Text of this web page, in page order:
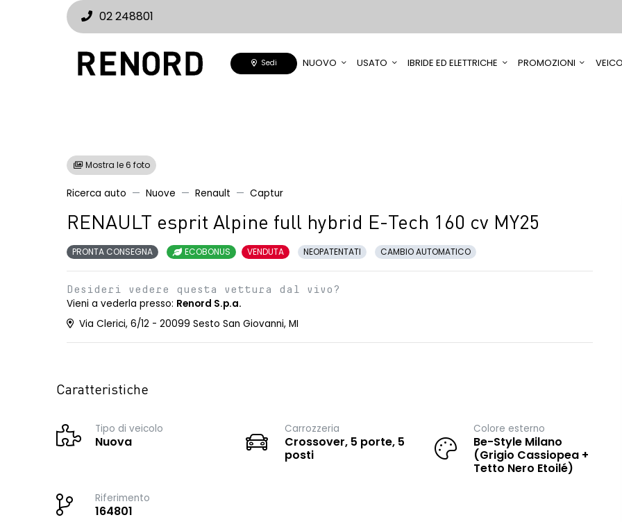
02 248801
Sedi NUOVO USATO IBRIDE ED ELETTRICHE PROMOZIONI
Mostra le 6 foto
Ricerca auto Nuove Renault Captur
RENAULT esprit Alpine full hybrid E-Tech 160 cv MY25
PRONTA CONSEGNA ECOBONUS VENDUTA NEOPATENTATI CAMBIO AUTOMATICO
Desideri vedere questa vettura dal vivo?
Vieni a vederla presso: Renord S.p.a.
Via Clerici, 6/12 - 20099 Sesto San Giovanni, MI
Caratteristiche
Tipo di veicolo
Nuova
Carrozzeria
Crossover, 5 porte, 5
posti
Colore esterno
Be-Style Milano
(Grigio Cassiopea +
Tetto Nero Etoilé)
Riferimento
164801